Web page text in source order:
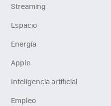
Streaming
Espacio
Energía
Apple
Inteligencia artificial
Empleo